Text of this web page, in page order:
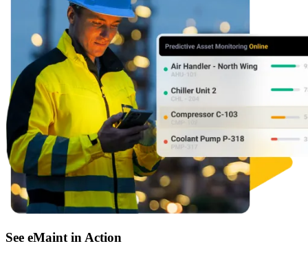
Gestión de órdenes de trabajo
Planifique, asigne y realice seguimiento hasta su finalización
Alimentos y Bebidas
FDA, saneamiento, trazabilidad, control de alérgenos
Busque y filtre todo el contenido que publicamos
See eMaint in Action